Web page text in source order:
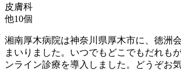
皮膚科
他10個
湘南厚木病院は神奈川県厚木市に、徳洲
まいりました。いつでもどこでもだれも
ンライン診療を導入しました。どうぞお